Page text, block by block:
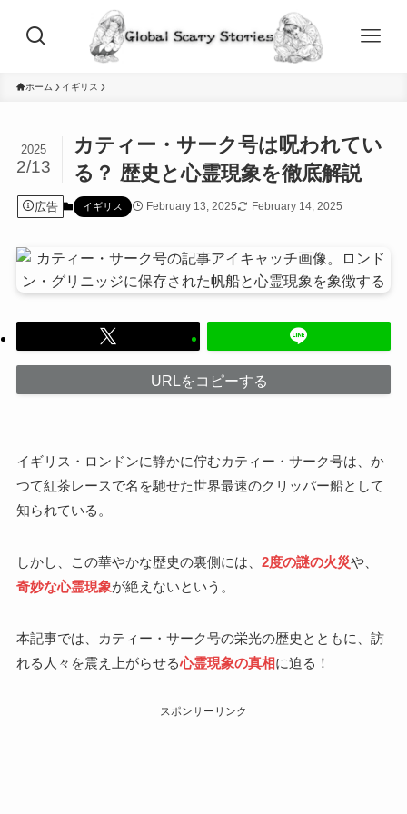
ホーム イギリス
カティー・サーク号は呪われてい
る？ 歴史と心霊現象を徹底解説
2025
2/13
広告 イギリス February 13, 2025 February 14, 2025
URLをコピーする
イギリス・ロンドンに静かに佇むカティー・サーク号は、か
つて紅茶レースで名を馳せた世界最速のクリッパー船として
知られている。
しかし、この華やかな歴史の裏側には、 2度の謎の火災や、
奇妙な心霊現象が絶えないという。
本記事では、カティー・サーク号の栄光の歴史とともに、訪
れる人々を震え上がらせる心霊現象の真相に迫る！
スポンサーリンク